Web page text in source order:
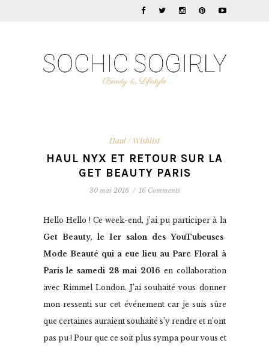
Haul / Wishlist
HAUL NYX ET RETOUR SUR LA
GET BEAUTY PARIS
30 mai 2016 / 16 Comments
Hello Hello ! Ce week-end, j’ai pu participer à la
Get Beauty, le 1er salon des YouTubeuses
Mode Beauté qui a eue lieu au Parc Floral à
Paris le samedi 28 mai 2016 en collaboration
avec Rimmel London. J’ai souhaité vous donner
mon ressenti sur cet événement car je suis sûre
que certaines auraient souhaité s’y rendre et n’ont
pas pu ! Pour que ce soit plus sympa pour vous et